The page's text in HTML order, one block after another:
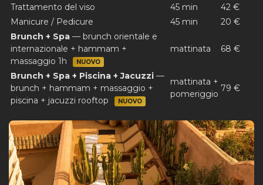
Trattamento del viso
45 min
42 €
Manicure / Pedicure
45 min
20 €
Brunch + Spa — brunch orientale e
internazionale + hammam +
massaggio 1h
NUOVO
mattinata 68 €
Brunch + Spa + Piscina + Jacuzzi —
brunch + hammam + massaggio +
piscina + jacuzzi rooftop
NUOVO
mattinata +
pomeriggio
79 €